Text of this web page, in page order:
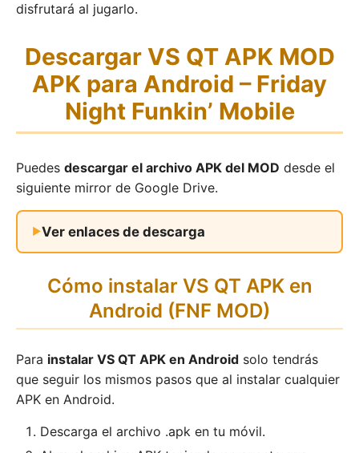
disfrutará al jugarlo.
Descargar VS QT APK MOD
APK para Android – Friday
Night Funkin’ Mobile
Puedes descargar el archivo APK del MOD desde el
siguiente mirror de Google Drive.
Ver enlaces de descarga
Cómo instalar VS QT APK en
Android (FNF MOD)
Para instalar VS QT APK en Android solo tendrás
que seguir los mismos pasos que al instalar cualquier
APK en Android.
Descarga el archivo .apk en tu móvil.